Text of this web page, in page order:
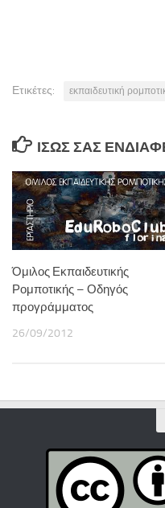
Ετικέτες: εκπαιδευτική
ΊΣΩΣ ΣΑΣ
Όμιλος Εκπαιδευτικής
Ρομποτικής – Οδηγός
προγράμματος
26/09/2012